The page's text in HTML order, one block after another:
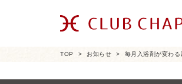
TOP お知らせ 毎月入浴剤が変わる